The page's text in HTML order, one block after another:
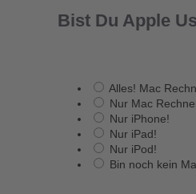
Bist Du Apple
Alles! Mac
Nur Mac
Nur iPhone!
Nur iPad!
Nur iPod!
Bin noch kein